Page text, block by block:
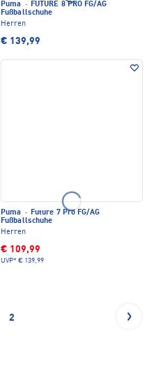
Puma · FUTURE 8 PRO FG/AG
Fußballschuhe
Herren
€ 139,99
Puma · Future 7 Pro FG/AG
Fußballschuhe
Herren
€ 109,99
UVP* € 139,99
2